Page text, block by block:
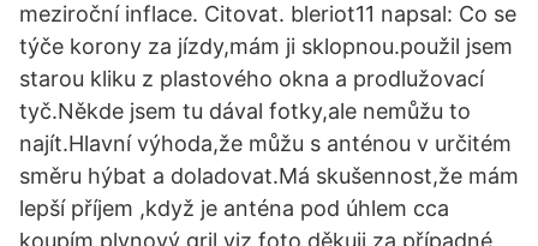
meziroční inflace. Citovat. bleriot11 napsal: Co se
týče korony za jízdy,mám ji sklopnou.použil jsem
starou kliku z plastového okna a prodlužovací
tyč.Někde jsem tu dával fotky,ale nemůžu to
najít.Hlavní výhoda,že můžu s anténou v určitém
směru hýbat a doladovat.Má skušennost,že mám
lepší příjem ,když je anténa pod úhlem cca
koupím plynový gril viz foto děkuji za případné